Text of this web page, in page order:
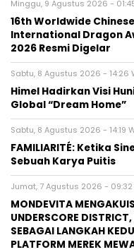
Minggu, 9 Agustus 2026 -
16th Worldwide
International Dragon
2026 Resmi Digelar
Sabtu, 8 Agustus 2026 - 14:26
Himel Hadirkan Visi
Global “Dream Home”
Sabtu, 8 Agustus 2026 - 14:19
FAMILIARITÉ: Ketika
Sebuah Karya Puitis
Jumat, 7 Agustus 2026 - 09:32
MONDEVITA
UNDERSCORE
SEBAGAI LANGKAH
PLATFORM MEREK